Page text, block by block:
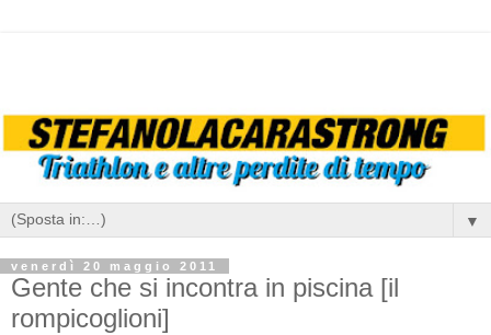
▼
venerdì 20 maggio 2011
Gente che si incontra in piscina [il
rompicoglioni]